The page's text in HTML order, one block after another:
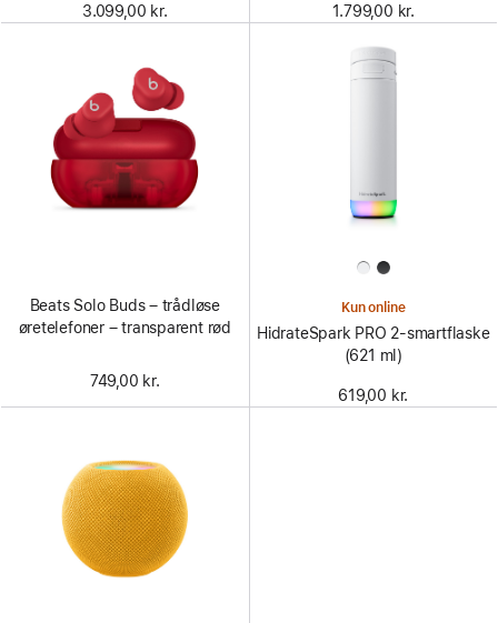
3.099,00 kr. 1.799,00 kr.
Beats Solo Buds – trådløse
øretelefoner – transparent rød
749,00 kr.
Kun online
HidrateSpark PRO 2-smartflaske
(621 ml)
619,00 kr.